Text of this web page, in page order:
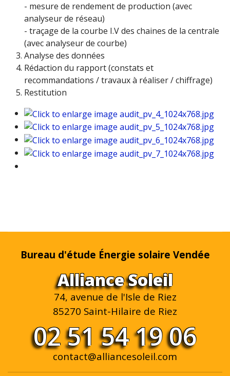
- mesure de rendement de production (avec
analyseur de réseau)
- traçage de la courbe I.V des chaines de la centrale
(avec analyseur de courbe)
Analyse des données
Rédaction du rapport (constats et
recommandations / travaux à réaliser / chiffrage)
Restitution
Bureau d'étude Énergie solaire Vendée
Alliance Soleil
74, avenue de l'Isle de Riez
85270 Saint-Hilaire de Riez
02 51 54 19 06
contact@alliancesoleil.com